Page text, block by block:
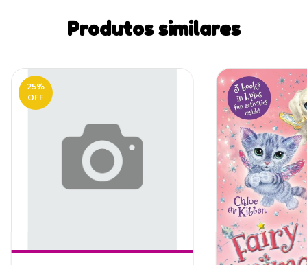
Produtos similares
25%
OFF